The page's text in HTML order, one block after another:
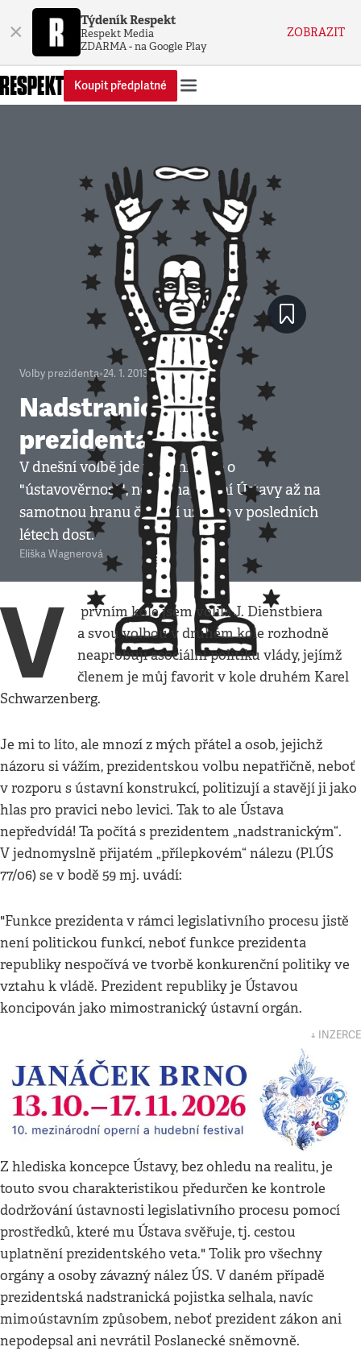
× Týdeník Respekt
Respekt Media
ZDARMA - na Google Play
ZOBRAZIT
Koupit předplatné
Volby prezidenta•24. 1. 2013•3minuty
Nadstranickost
prezidenta
V dnešní volbě jde v první řadě o
"ústavověrnost", neboť napínání Ústavy až na
samotnou hranu či za ní už bylo v posledních
létech dost.
Eliška Wagnerová
V
prvním kole jsem volila J. Dienstbiera
a svou volbou v druhém kole rozhodně
neaprobuji asociální politiku vlády, jejímž
členem je můj favorit v kole druhém Karel
Schwarzenberg.
Je mi to líto, ale mnozí z mých přátel a osob, jejichž
názoru si vážím, prezidentskou volbu nepatřičně, neboť
v rozporu s ústavní konstrukcí, politizují a stavějí ji jako
hlas pro pravici nebo levici. Tak to ale Ústava
nepředvídá! Ta počítá s prezidentem „nadstranickým“.
V jednomyslně přijatém „přílepkovém“ nálezu (Pl.ÚS
77/06) se v bodě 59 mj. uvádí:
"Funkce prezidenta v rámci legislativního procesu jistě
není politickou funkcí, neboť funkce prezidenta
republiky nespočívá ve tvorbě konkurenční politiky ve
vztahu k vládě. Prezident republiky je Ústavou
koncipován jako mimostranický ústavní orgán.
↓ INZERCE
Z hlediska koncepce Ústavy, bez ohledu na realitu, je
touto svou charakteristikou předurčen ke kontrole
dodržování ústavnosti legislativního procesu pomocí
prostředků, které mu Ústava svěřuje, tj. cestou
uplatnění prezidentského veta." Tolik pro všechny
orgány a osoby závazný nález ÚS. V daném případě
prezidentská nadstranická pojistka selhala, navíc
mimoústavním způsobem, neboť prezident zákon ani
nepodepsal ani nevrátil Poslanecké sněmovně.